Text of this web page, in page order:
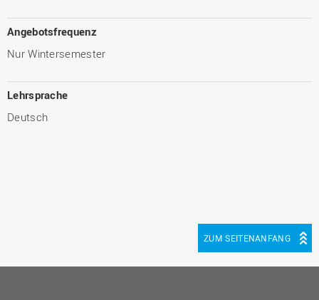
Angebotsfrequenz
Nur Wintersemester
Lehrsprache
Deutsch
ZUM SEITENANFANG